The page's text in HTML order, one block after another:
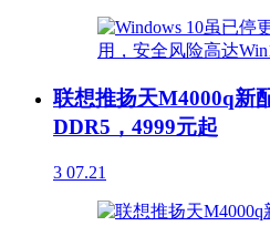
联想推扬天M4000q新
DDR5，4999元起
3 07.21